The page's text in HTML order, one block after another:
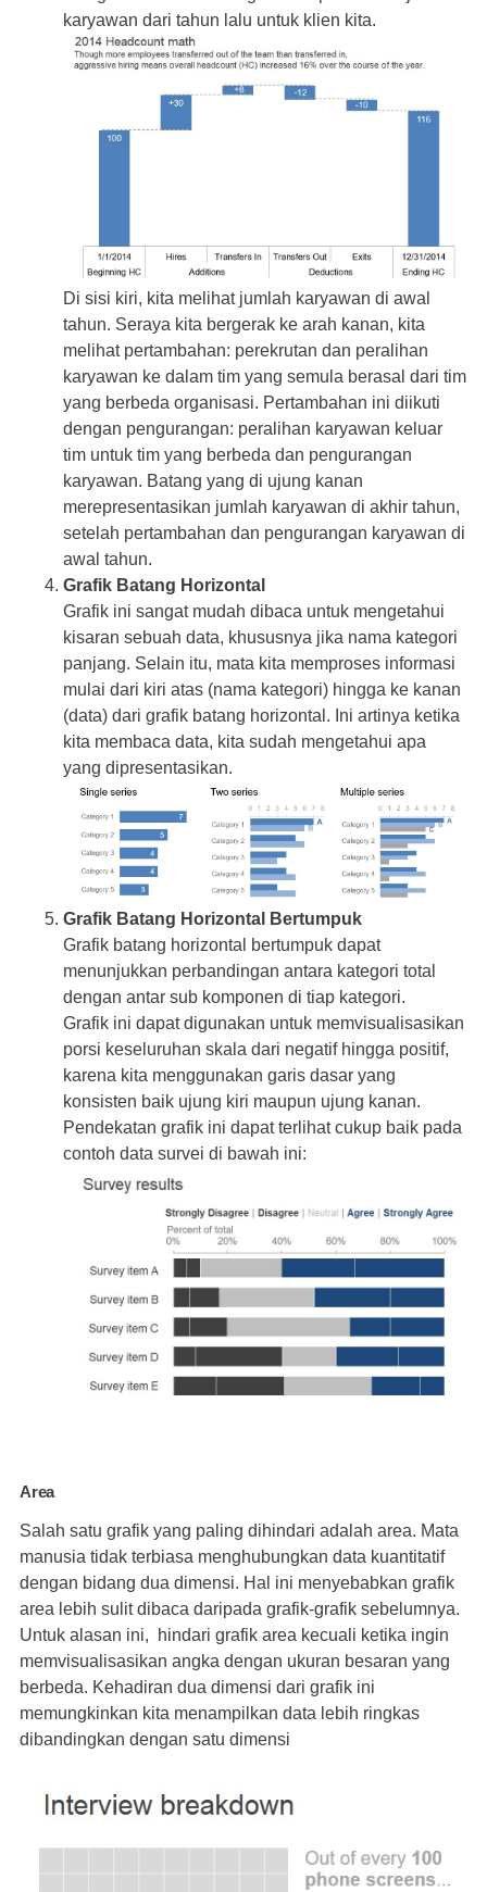
karyawan dari tahun lalu untuk klien kita.
Di sisi kiri, kita melihat jumlah karyawan di awal
tahun. Seraya kita bergerak ke arah kanan, kita
melihat pertambahan: perekrutan dan peralihan
karyawan ke dalam tim yang semula berasal dari tim
yang berbeda organisasi. Pertambahan ini diikuti
dengan pengurangan: peralihan karyawan keluar
tim untuk tim yang berbeda dan pengurangan
karyawan. Batang yang di ujung kanan
merepresentasikan jumlah karyawan di akhir tahun,
setelah pertambahan dan pengurangan karyawan di
awal tahun.
Grafik Batang Horizontal
Grafik ini sangat mudah dibaca untuk mengetahui
kisaran sebuah data, khususnya jika nama kategori
panjang. Selain itu, mata kita memproses informasi
mulai dari kiri atas (nama kategori) hingga ke kanan
(data) dari grafik batang horizontal. Ini artinya ketika
kita membaca data, kita sudah mengetahui apa
yang dipresentasikan.
Grafik Batang Horizontal Bertumpuk
Grafik batang horizontal bertumpuk dapat
menunjukkan perbandingan antara kategori total
dengan antar sub komponen di tiap kategori.
Grafik ini dapat digunakan untuk memvisualisasikan
porsi keseluruhan skala dari negatif hingga positif,
karena kita menggunakan garis dasar yang
konsisten baik ujung kiri maupun ujung kanan.
Pendekatan grafik ini dapat terlihat cukup baik pada
contoh data survei di bawah ini:
Area
Salah satu grafik yang paling dihindari adalah area. Mata
manusia tidak terbiasa menghubungkan data kuantitatif
dengan bidang dua dimensi. Hal ini menyebabkan grafik
area lebih sulit dibaca daripada grafik-grafik sebelumnya.
Untuk alasan ini, hindari grafik area kecuali ketika ingin
memvisualisasikan angka dengan ukuran besaran yang
berbeda. Kehadiran dua dimensi dari grafik ini
memungkinkan kita menampilkan data lebih ringkas
dibandingkan dengan satu dimensi